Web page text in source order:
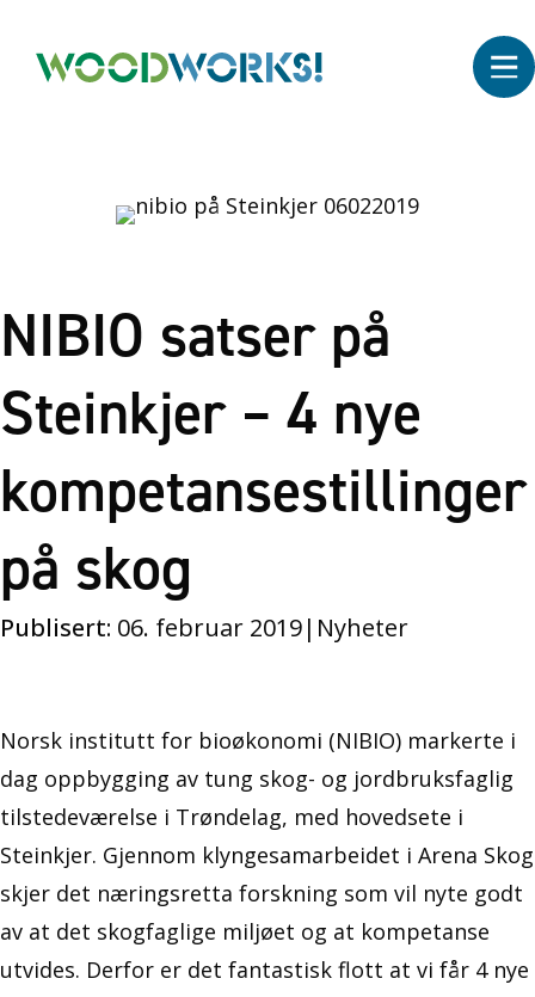
NIBIO satser på
Steinkjer – 4 nye
kompetansestillinger
på skog
Publisert: 06. februar 2019| Nyheter
Norsk institutt for bioøkonomi (NIBIO) markerte i
dag oppbygging av tung skog- og jordbruksfaglig
tilstedeværelse i Trøndelag, med hovedsete i
Steinkjer. Gjennom klyngesamarbeidet i Arena Skog
skjer det næringsretta forskning som vil nyte godt
av at det skogfaglige miljøet og at kompetanse
utvides. Derfor er det fantastisk flott at vi får 4 nye